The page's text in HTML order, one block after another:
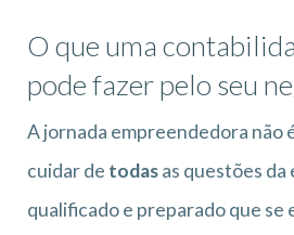
O que uma
pode fazer pelo seu
A jornada empreendedora não
cuidar de todasas questões da
qualificado e preparado que se